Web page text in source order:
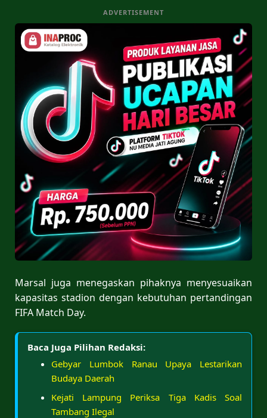
ADVERTISEMENT
Marsal juga menegaskan pihaknya menyesuaikan
kapasitas stadion dengan kebutuhan pertandingan
FIFA Match Day.
Baca Juga Pilihan Redaksi:
Gebyar Lumbok Ranau Upaya Lestarikan
Budaya Daerah
Kejati Lampung Periksa Tiga Kadis Soal
Tambang Ilegal